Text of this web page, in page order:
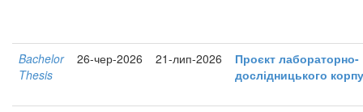
Bachelor
Thesis
26-чер-2026 21-лип-2026
Проєкт лабораторно-
дослідницького